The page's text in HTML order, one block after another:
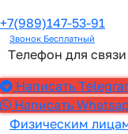
+7(989)147-53-91
Звонок Бесплатный
Телефон для связи
Написать
Написать
Физическим